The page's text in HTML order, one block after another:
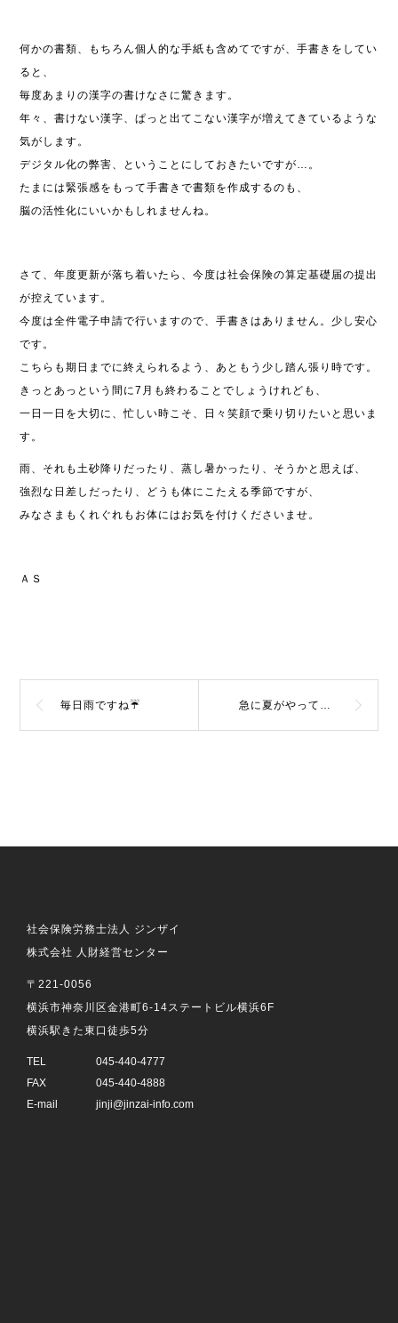
何かの書類、もちろん個人的な手紙も含めてですが、手書きをしてい
ると、
毎度あまりの漢字の書けなさに驚きます。
年々、書けない漢字、ぱっと出てこない漢字が増えてきているような
気がします。
デジタル化の弊害、ということにしておきたいですが…。
たまには緊張感をもって手書きで書類を作成するのも、
脳の活性化にいいかもしれませんね。
さて、年度更新が落ち着いたら、今度は社会保険の算定基礎届の提出
が控えています。
今度は全件電子申請で行いますので、手書きはありません。少し安心
です。
こちらも期日までに終えられるよう、あともう少し踏ん張り時です。
きっとあっという間に7月も終わることでしょうけれども、
一日一日を大切に、忙しい時こそ、日々笑顔で乗り切りたいと思いま
す。
雨、それも土砂降りだったり、蒸し暑かったり、そうかと思えば、
強烈な日差しだったり、どうも体にこたえる季節ですが、
みなさまもくれぐれもお体にはお気を付けくださいませ。
ＡＳ
毎日雨ですね☔ 急に夏がやってきました！
社会保険労務士法人 ジンザイ
株式会社 人財経営センター
〒221-0056
横浜市神奈川区金港町6-14ステートビル横浜6F
横浜駅きた東口徒歩5分
TEL
045-440-4777
FAX
045-440-4888
E-mail
jinji@jinzai-info.com